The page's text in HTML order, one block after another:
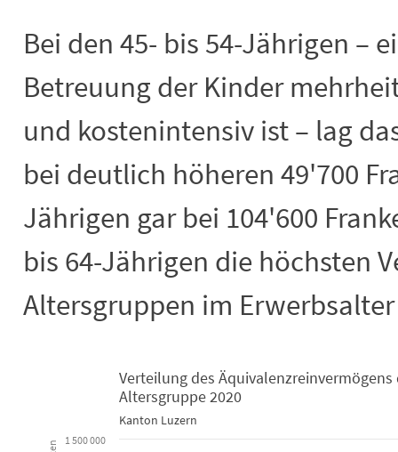
Bei den 45- bis 54-Jährigen –
Betreuung der Kinder
und kostenintensiv ist – lag
bei deutlich höheren 49'700
Jährigen gar bei 104'600
bis 64-Jährigen die höchsten
Altersgruppen im
Verteilung des
Verteilung des
Altersgruppe 2020
Kanton Luzern
1 500 000